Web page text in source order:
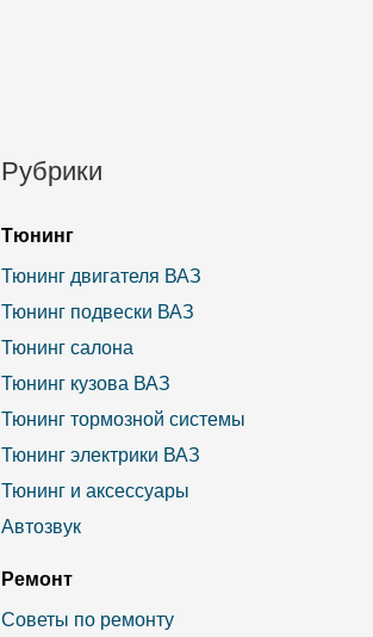
Рубрики
Тюнинг
Тюнинг двигателя ВАЗ
Тюнинг подвески ВАЗ
Тюнинг салона
Тюнинг кузова ВАЗ
Тюнинг тормозной системы
Тюнинг электрики ВАЗ
Тюнинг и аксессуары
Автозвук
Ремонт
Советы по ремонту